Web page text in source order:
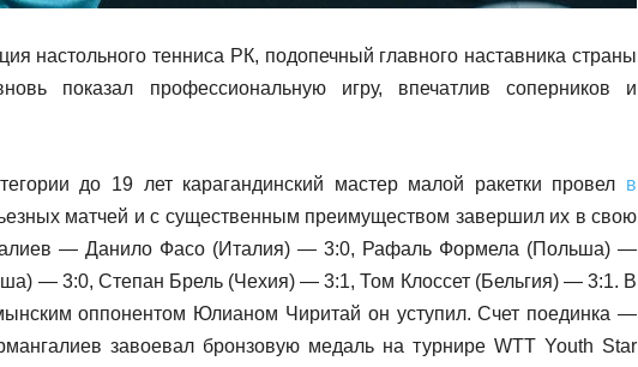
настольного тенниса РК, подопечный главного наставника страны
показал профессиональную игру, впечатлив соперников и
до 19 лет карагандинский мастер малой ракетки провел в
матчей и с существенным преимуществом завершил их в свою
— Данило Фасо (Италия) — 3:0, Рафаль Формела (Польша) —
— 3:0, Степан Брель (Чехия) — 3:1, Том Клоссет (Бельгия) — 3:1. В
оппонентом Юлианом Чиритай он уступил. Счет поединка —
завоевал бронзовую медаль на турнире WTT Youth Star